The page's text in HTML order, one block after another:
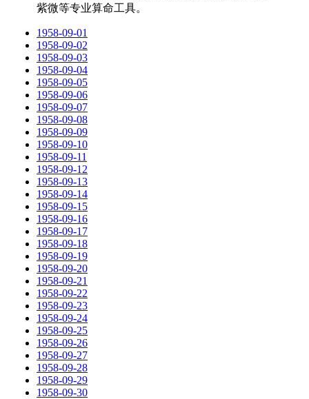
紫微等专业算命工具。
1958-09-01
1958-09-02
1958-09-03
1958-09-04
1958-09-05
1958-09-06
1958-09-07
1958-09-08
1958-09-09
1958-09-10
1958-09-11
1958-09-12
1958-09-13
1958-09-14
1958-09-15
1958-09-16
1958-09-17
1958-09-18
1958-09-19
1958-09-20
1958-09-21
1958-09-22
1958-09-23
1958-09-24
1958-09-25
1958-09-26
1958-09-27
1958-09-28
1958-09-29
1958-09-30